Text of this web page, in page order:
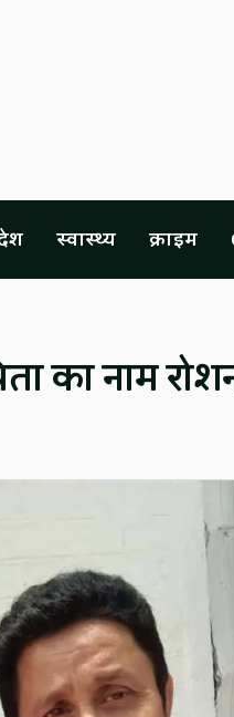
स्वास्थ्य क्राइम
का नाम